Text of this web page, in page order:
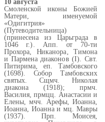
10 августа
Смоленской иконы Божией
Матери, именуемой
«Одигитрия»
(Путеводительница)
(принесена из Царьграда в
1046 г.). Апп. от 70-ти
Прохора, Никанора, Тимона
и Пармена диаконов (I). Свт.
Питирима, еп. Тамбовского
(1698). Собор Тамбовских
святых. Сщмч. Николая
диакона (1918); прмч.
Василия, прмцц. Анастасии и
Елены, мчч. Арефы, Иоанна,
Иоанна, Иоанна и мц. Мавры
(1937). Прп. Моисея,